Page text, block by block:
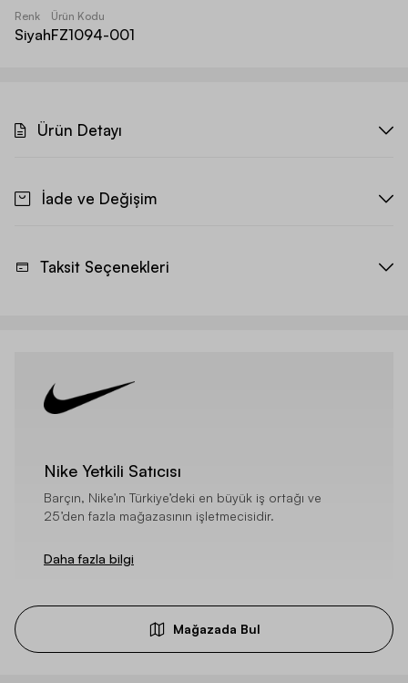
Renk
Siyah
Ürün Kodu
FZ1094-001
Ürün Detayı
İade ve Değişim
Taksit Seçenekleri
Nike Yetkili Satıcısı
Barçın, Nike’ın Türkiye’deki en büyük iş ortağı ve
25’den fazla mağazasının işletmecisidir.
Daha fazla bilgi
Mağazada Bul